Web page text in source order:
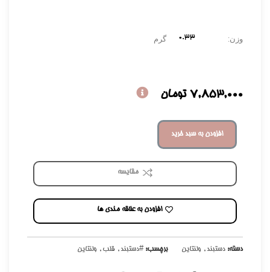
وزن: ۰.۳۳ گرم
7,853,000 تومان
افزودن به سبد خرید
مقایسه
افزودن به علاقه مندی ها
دسته: دستبند , ولنتاین برچسب: #دستبند , قلب , ولنتاین